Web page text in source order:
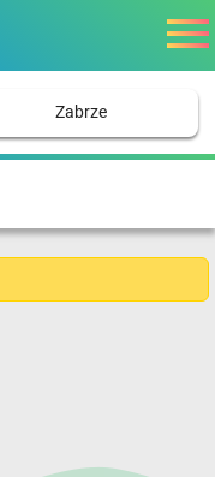
Zabrze